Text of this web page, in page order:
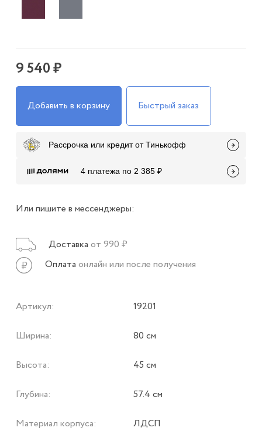
9 540 ₽
Добавить в корзину Быстрый заказ
Рассрочка или кредит от Тинькофф
4 платежа по 2 385 ₽
Или пишите в мессенджеры:
Доставка от 990 ₽
Оплата онлайн или после получения
Артикул: 19201
Ширина: 80 см
Высота: 45 см
Глубина: 57.4 см
Материал корпуса: ЛДСП